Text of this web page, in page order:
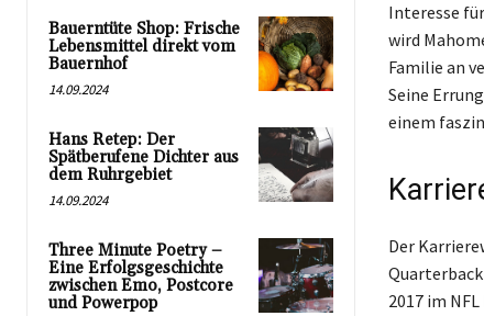
Bauerntüte Shop: Frische
Lebensmittel direkt vom
Bauernhof
14.09.2024
Hans Retep: Der
Spätberufene Dichter aus
dem Ruhrgebiet
14.09.2024
Three Minute Poetry –
Eine Erfolgsgeschichte
zwischen Emo, Postcore
und Powerpop
Interesse
wird
Familie an
Seine
einem
Der
2017 im